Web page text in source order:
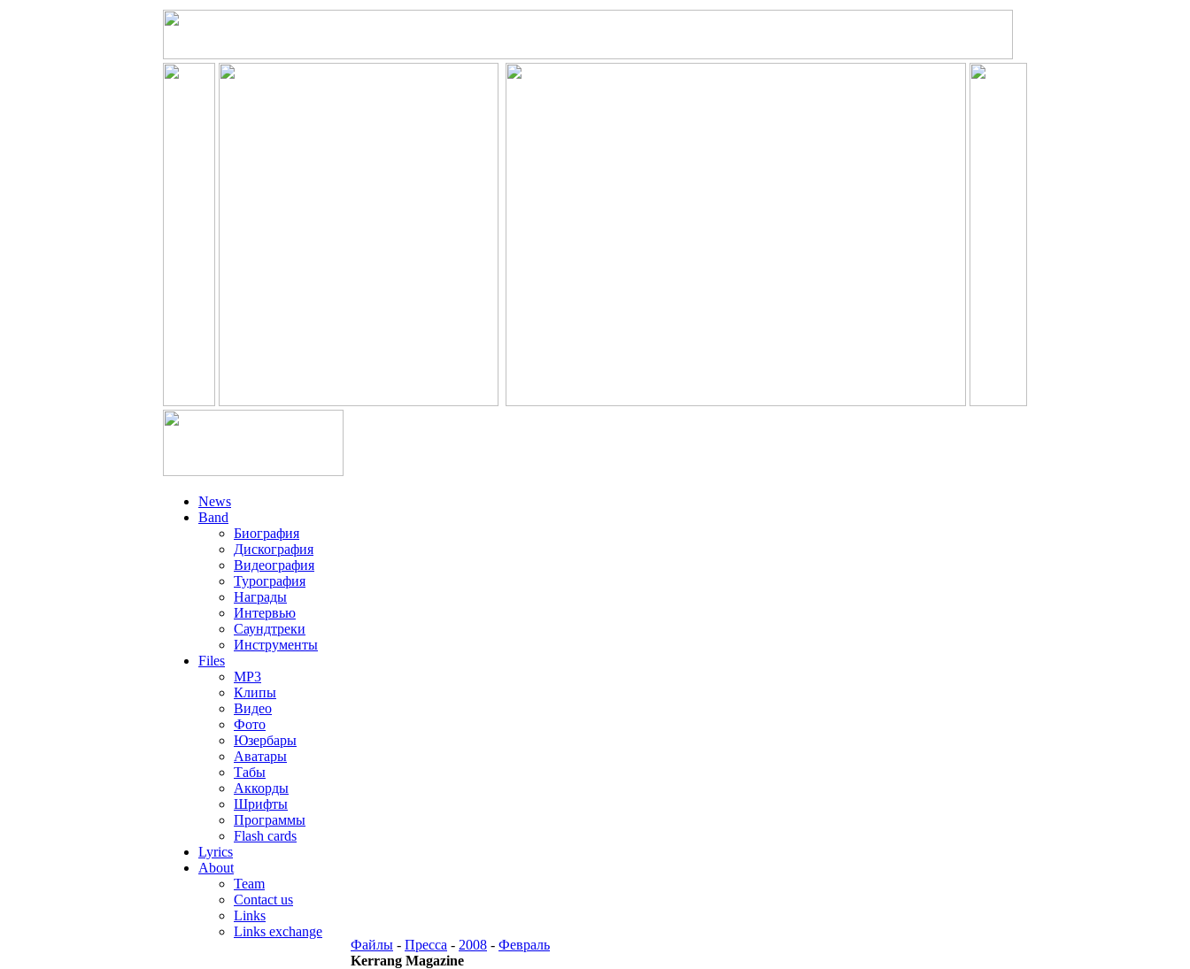
News
Band
Биография
Дискография
Видеография
Турография
Награды
Интервью
Саундтреки
Инструменты
Files
MP3
Клипы
Видео
Фото
Юзербары
Аватары
Табы
Аккорды
Шрифты
Программы
Flash cards
Lyrics
About
Team
Contact us
Links
Links exchange
Файлы - Пресса - 2008 - Февраль
Kerrang Magazine